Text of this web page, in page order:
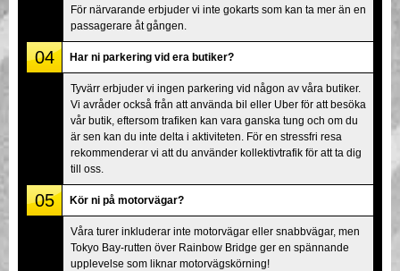
För närvarande erbjuder vi inte gokarts som kan ta mer än en
passagerare åt gången.
04 Har ni parkering vid era butiker?
Tyvärr erbjuder vi ingen parkering vid någon av våra butiker.
Vi avråder också från att använda bil eller Uber för att besöka
vår butik, eftersom trafiken kan vara ganska tung och om du
är sen kan du inte delta i aktiviteten. För en stressfri resa
rekommenderar vi att du använder kollektivtrafik för att ta dig
till oss.
05 Kör ni på motorvägar?
Våra turer inkluderar inte motorvägar eller snabbvägar, men
Tokyo Bay-rutten över Rainbow Bridge ger en spännande
upplevelse som liknar motorvägskörning!